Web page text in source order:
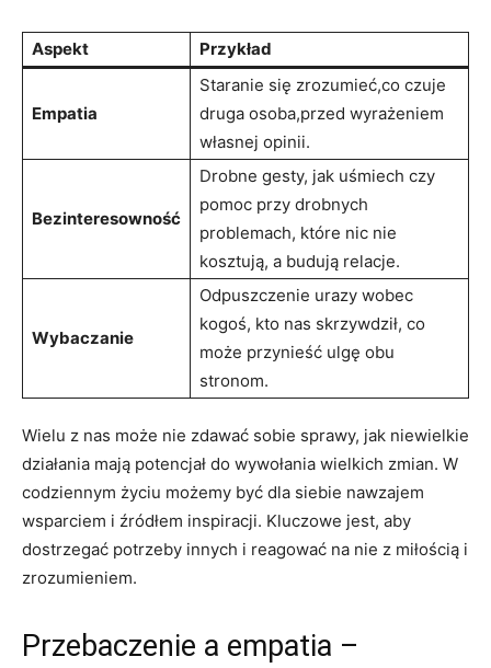
Aspekt Przykład
Empatia
Staranie się zrozumieć,co‍ czuje
druga osoba,przed wyrażeniem
własnej opinii.
Bezinteresowność
Drobne gesty, jak uśmiech czy
pomoc przy drobnych
problemach,‌ które nic nie‍
kosztują, ​a budują relacje.
Wybaczanie
Odpuszczenie urazy wobec
kogoś, kto nas skrzywdził, co
może przynieść ulgę obu​
stronom.
Wielu z nas może nie ⁤zdawać‌ sobie sprawy, jak niewielkie
działania mają potencjał do wywołania wielkich zmian. W​
codziennym życiu⁣ możemy być dla siebie nawzajem
wsparciem i źródłem inspiracji. Kluczowe jest, aby
dostrzegać potrzeby innych i reagować na nie z miłością i
zrozumieniem.
Przebaczenie a empatia ​–